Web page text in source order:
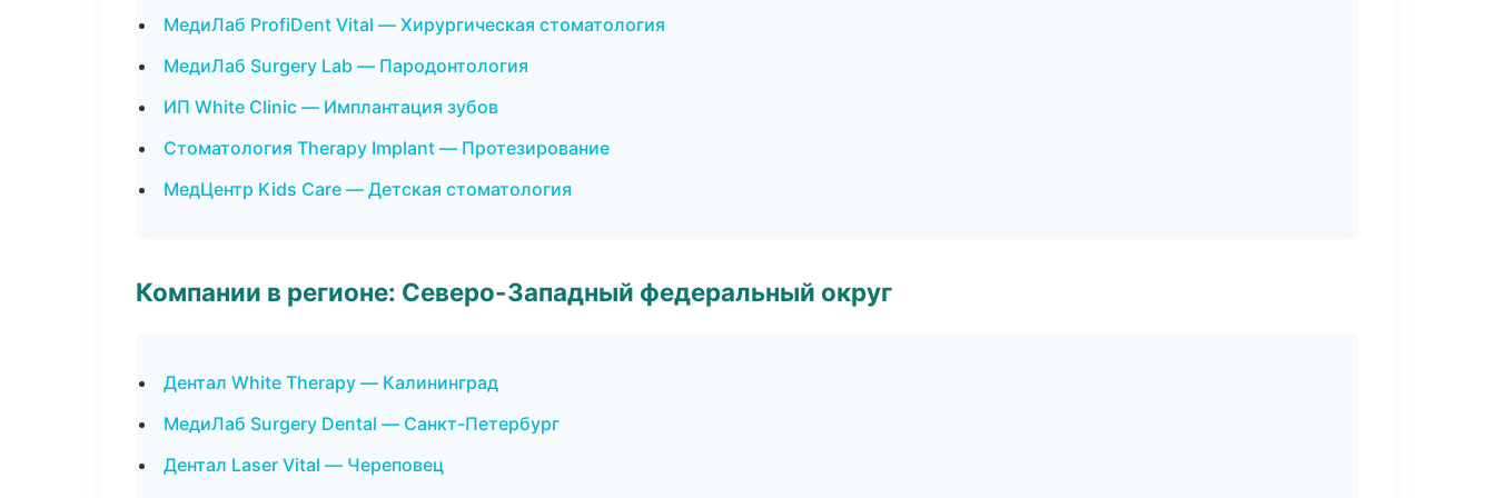
МедиЛаб ProfiDent Vital — Хирургическая стоматология
МедиЛаб Surgery Lab — Пародонтология
ИП White Clinic — Имплантация зубов
Стоматология Therapy Implant — Протезирование
МедЦентр Kids Care — Детская стоматология
Компании в регионе: Северо-Западный федеральный округ
Дентал White Therapy — Калининград
МедиЛаб Surgery Dental — Санкт-Петербург
Дентал Laser Vital — Череповец